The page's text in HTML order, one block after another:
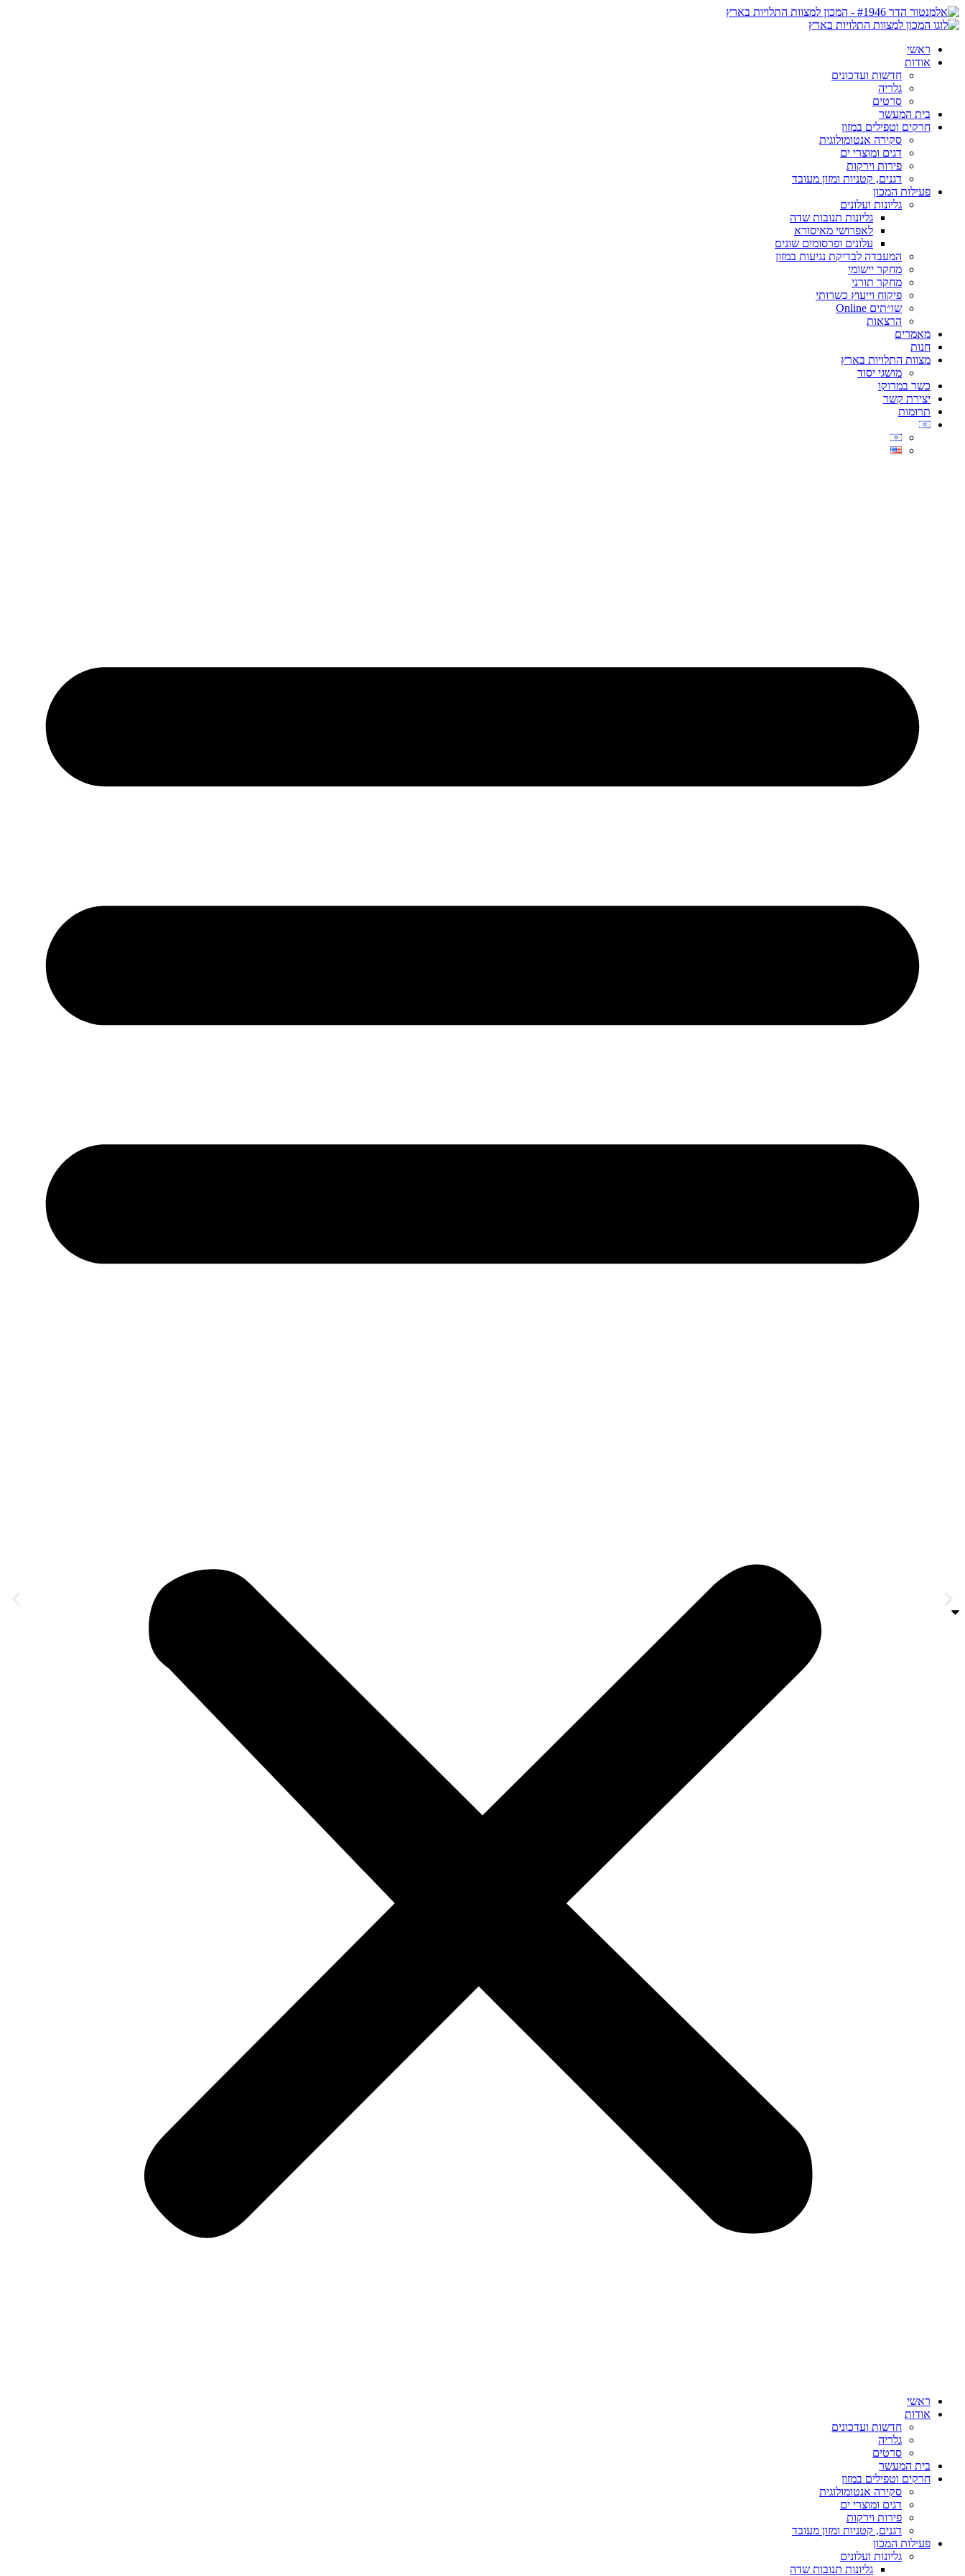
ראשי
אודות
חדשות ועדכונים
גלריה
סרטים
בית המעשר
חרקים וטפילים במזון
סקירה אנטומולוגית
דגים ומוצרי ים
פירות וירקות
דגנים, קטניות ומזון מעובד
פעילות המכון
גליונות ועלונים
גליונות תנובות שדה
לאפרושי מאיסורא
עלונים ופרסומים שונים
המעבדה לבדיקת נגיעות במזון
מחקר יישומי
מחקר תורני
פיקוח וייעוץ כשרותי
שו״תים Online
הרצאות
מאמרים
חנות
מצוות התלויות בארץ
מושגי יסוד
כשר במרוקו
יצירת קשר
תרומות
ראשי
אודות
חדשות ועדכונים
גלריה
סרטים
בית המעשר
חרקים וטפילים במזון
סקירה אנטומולוגית
דגים ומוצרי ים
פירות וירקות
דגנים, קטניות ומזון מעובד
פעילות המכון
גליונות ועלונים
גליונות תנובות שדה